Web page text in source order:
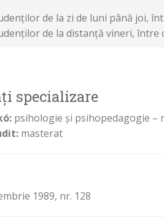
de la zi de luni până joi,
de la distanţă vineri, între
specializare
psihologie și psihopedagogie –
masterat
1989, nr. 128